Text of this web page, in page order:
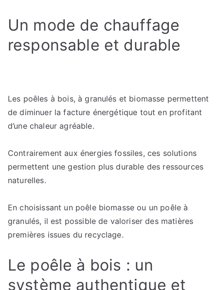
Un mode de chauffage
responsable et durable
Les poêles à bois, à granulés et biomasse permettent
de diminuer la facture énergétique tout en profitant
d’une chaleur agréable.
Contrairement aux énergies fossiles, ces solutions
permettent une gestion plus durable des ressources
naturelles.
En choisissant un poêle biomasse ou un poêle à
granulés, il est possible de valoriser des matières
premières issues du recyclage.
Le poêle à bois : un
système authentique et